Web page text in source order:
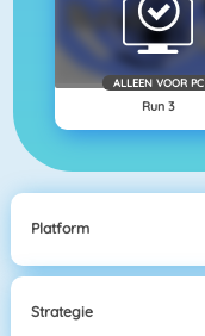
ALLEEN VOOR PC
Run 3
Platform
Strategie